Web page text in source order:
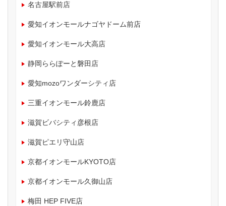
名古屋駅前店
愛知イオンモールナゴヤドーム前店
愛知イオンモール大高店
静岡ららぽーと磐田店
愛知mozoワンダーシティ店
三重イオンモール鈴鹿店
滋賀ビバシティ彦根店
滋賀ピエリ守山店
京都イオンモールKYOTO店
京都イオンモール久御山店
梅田 HEP FIVE店